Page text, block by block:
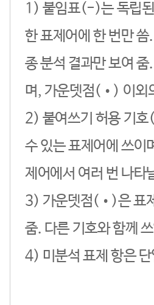
1) 붙임표(-)는 독립된
한 표제어에 한 번만
종 분석 결과만 보여
며, 가운뎃점(•) 이외
2) 붙여쓰기 허용 기호
수 있는 표제어에 쓰이
제어에서 여러 번 나타
3) 가운뎃점(•)은 표
줌. 다른 기호와 함께
4) 미분석 표제 항은